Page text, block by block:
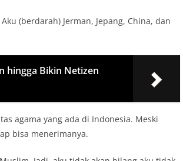
(berdarah) Jerman, Jepang, China, dan
hingga Bikin Netizen
agama yang ada di Indonesia. Meski
bisa menerimanya.